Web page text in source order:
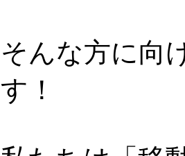
そんな方に向
す！